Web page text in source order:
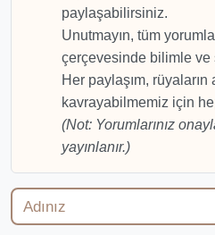
paylaşabilirsiniz.
Unutmayın, tüm
çerçevesinde bilimle ve
Her paylaşım, rüyaların
kavrayabilmemiz için
(Not: Yorumlarınız
yayınlanır.)